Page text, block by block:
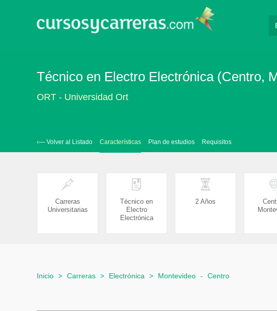
Técnico en Electro Electrónica (Centro,
ORT - Universidad Ort
‹— Volver al Listado Características Plan de estudios Requisitos
Carreras
Universitarias
Técnico en
Electro
Electrónica
2 Años
Inicio > Carreras > Electrónica > Montevideo - Centro